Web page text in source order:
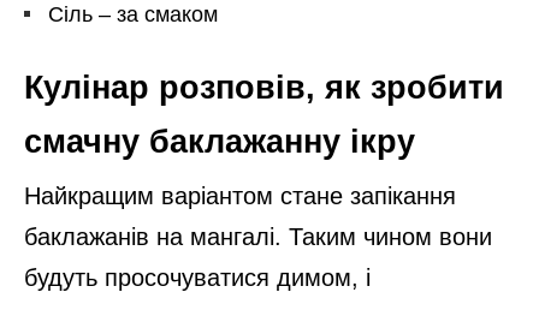
Сіль – за смаком
Кулінар розповів, як зробити
смачну баклажанну ікру
Найкращим варіантом стане запікання
баклажанів на мангалі. Таким чином вони
будуть просочуватися димом, і